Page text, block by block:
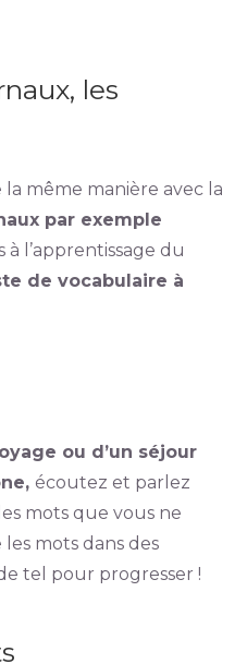
les
même manière avec la
par exemple
l’apprentissage du
de vocabulaire à
ou d’un séjour
écoutez et parlez
mots que vous ne
mots dans des
tel pour progresser !